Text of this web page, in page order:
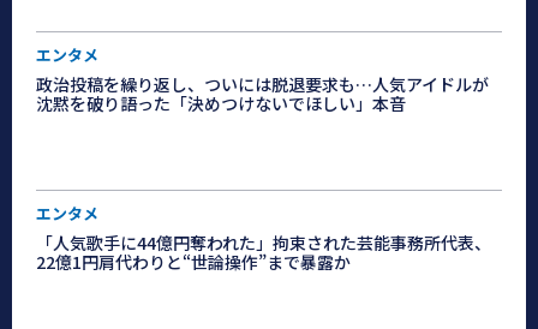
エンタメ
政治投稿を繰り返し、ついには脱退要求も…人気アイドルが
沈黙を破り語った「決めつけないでほしい」本音
エンタメ
「人気歌手に44億円奪われた」拘束された芸能事務所代表、
22億1円肩代わりと“世論操作”まで暴露か